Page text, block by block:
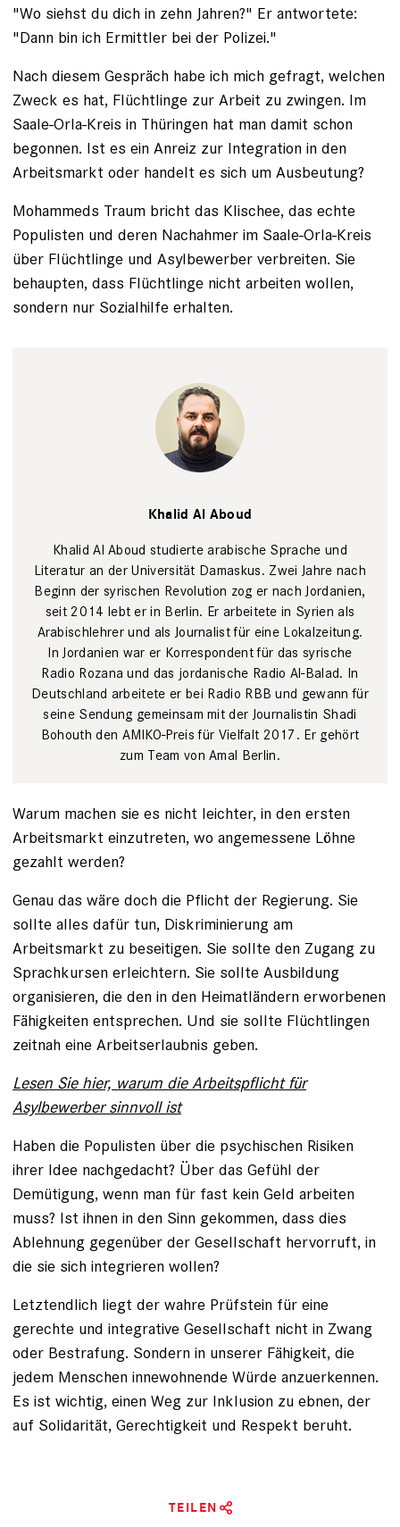
"Wo siehst du dich in zehn Jahren?" Er antwortete:
"Dann bin ich Ermittler bei der Polizei."
Nach diesem Gespräch habe ich mich gefragt, welchen
Zweck es hat, Flüchtlinge zur Arbeit zu zwingen. Im
Saale-Orla-Kreis in Thüringen hat man damit schon
begonnen. Ist es ein Anreiz zur Integration in den
Arbeitsmarkt oder handelt es sich um Ausbeutung?
Mohammeds Traum bricht das Klischee, das echte
Populisten und deren Nachahmer im Saale-Orla-Kreis
über Flüchtlinge und Asylbewerber verbreiten. Sie
behaupten, dass Flüchtlinge nicht arbeiten wollen,
sondern nur Sozialhilfe erhalten.
Khalid Al Aboud
Khalid Al Aboud studierte arabische Sprache und
Literatur an der Universität Damaskus. Zwei Jahre nach
Beginn der syrischen Revolution zog er nach Jordanien,
seit 2014 lebt er in Berlin. Er arbeitete in Syrien als
Arabischlehrer und als Journalist für eine Lokalzeitung.
In Jordanien war er Korrespondent für das syrische
Radio Rozana und das jordanische Radio Al-Balad. In
Deutschland arbeitete er bei Radio RBB und gewann für
seine Sendung gemeinsam mit der Journalistin Shadi
Bohouth den AMIKO-Preis für Vielfalt 2017. Er gehört
zum Team von Amal Berlin.
Warum machen sie es nicht leichter, in den ersten
Arbeitsmarkt einzutreten, wo angemessene Löhne
gezahlt werden?
Genau das wäre doch die Pflicht der Regierung. Sie
sollte alles dafür tun, Diskriminierung am
Arbeitsmarkt zu beseitigen. Sie sollte den Zugang zu
Sprachkursen erleichtern. Sie sollte Ausbildung
organisieren, die den in den Heimatländern erworbenen
Fähigkeiten entsprechen. Und sie sollte Flüchtlingen
zeitnah eine Arbeitserlaubnis geben.
Lesen Sie hier, warum die Arbeitspflicht für
Asylbewerber sinnvoll ist
Haben die Populisten über die psychischen Risiken
ihrer Idee nachgedacht? Über das Gefühl der
Demütigung, wenn man für fast kein Geld arbeiten
muss? Ist ihnen in den Sinn gekommen, dass dies
Ablehnung gegenüber der Gesellschaft hervorruft, in
die sie sich integrieren wollen?
Letztendlich liegt der wahre Prüfstein für eine
gerechte und integrative Gesellschaft nicht in Zwang
oder Bestrafung. Sondern in unserer Fähigkeit, die
jedem Menschen innewohnende Würde anzuerkennen.
Es ist wichtig, einen Weg zur Inklusion zu ebnen, der
auf Solidarität, Gerechtigkeit und Respekt beruht.
TEILEN